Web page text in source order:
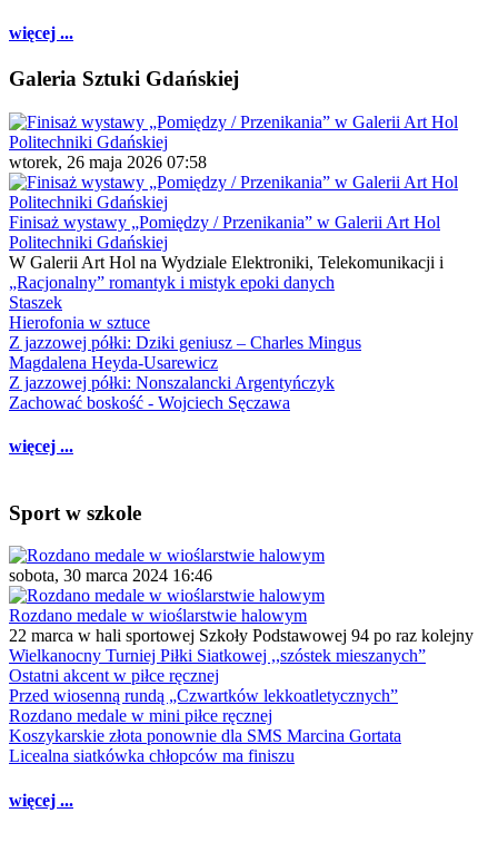
więcej ...
Galeria Sztuki Gdańskiej
wtorek, 26 maja 2026 07:58
Finisaż wystawy „Pomiędzy / Przenikania” w Galerii Art Hol
Politechniki Gdańskiej
W Galerii Art Hol na Wydziale Elektroniki, Telekomunikacji i
„Racjonalny” romantyk i mistyk epoki danych
Staszek
Hierofonia w sztuce
Z jazzowej półki: Dziki geniusz – Charles Mingus
Magdalena Heyda-Usarewicz
Z jazzowej półki: Nonszalancki Argentyńczyk
Zachować boskość - Wojciech Sęczawa
więcej ...
Sport w szkole
sobota, 30 marca 2024 16:46
Rozdano medale w wioślarstwie halowym
22 marca w hali sportowej Szkoły Podstawowej 94 po raz kolejny
Wielkanocny Turniej Piłki Siatkowej ,,szóstek mieszanych”
Ostatni akcent w piłce ręcznej
Przed wiosenną rundą „Czwartków lekkoatletycznych”
Rozdano medale w mini piłce ręcznej
Koszykarskie złota ponownie dla SMS Marcina Gortata
Licealna siatkówka chłopców ma finiszu
więcej ...